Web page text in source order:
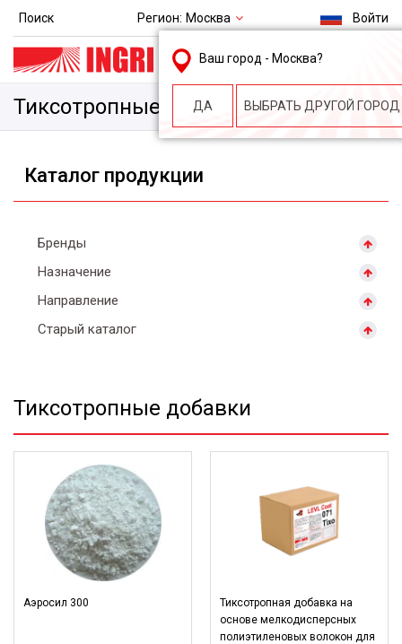
Поиск Регион: Москва
Ваш город - Москва?
ДА ВЫБРАТЬ ДРУГОЙ ГОРОД
Войти
msk@ingri.ru
пн. – пт.: 9.00-18.00
Тиксотропные добавки
Каталог продукции
Бренды
Назначение
Направление
Старый каталог
Тиксотропные добавки
Аэросил 300
Тиксотропная добавка на
основе мелкодисперсных
полиэтиленовых волокон для